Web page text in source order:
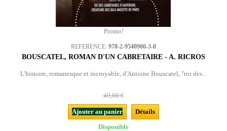
Promo!
REFERENCE: 978-2-9540900-3-0
BOUSCATEL, ROMAN D'UN CABRETAIRE - A. RICROS
L'histoire, romanesque et incroyable, d'Antoine Bouscatel, "roi des...
49,00 €
Ajouter au panier
Détails
Disponible